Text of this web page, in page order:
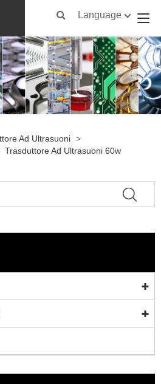
Language
Ad Ultrasuoni >
Trasduttore Ad Ultrasuoni 60w